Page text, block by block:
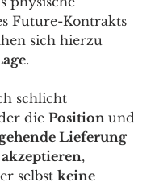
Future-Kontrakts
sich hierzu
.
schlicht
die Position und
Lieferung
,
selbst keine